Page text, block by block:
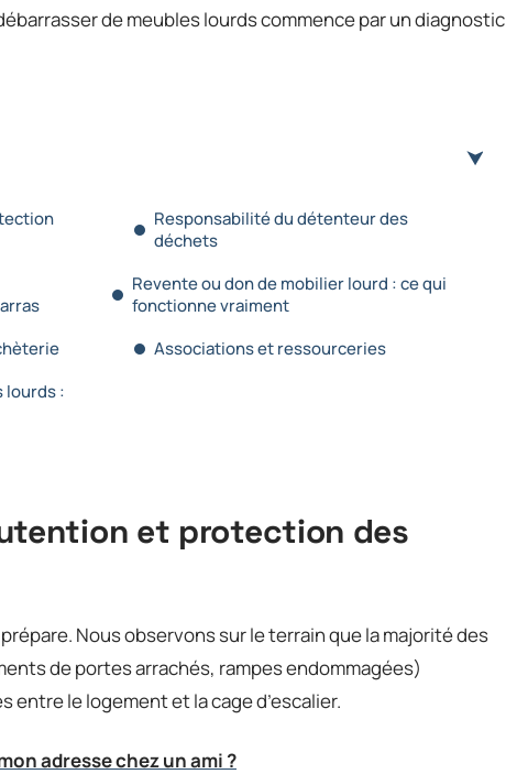
de meubles lourds commence par un diagnostic
lourds :
Responsabilité du détenteur des
déchets
Revente ou don de mobilier lourd : ce qui
fonctionne vraiment
Associations et ressourceries
et protection des
Nous observons sur le terrain que la majorité des
de portes arrachés, rampes endommagées)
le logement et la cage d’escalier.
adresse chez un ami ?